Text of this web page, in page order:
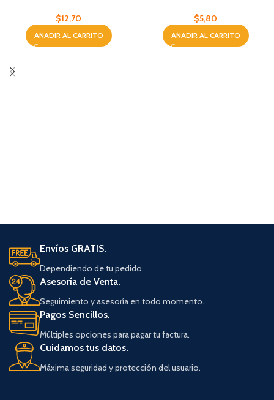
$12,70
AÑADIR AL CARRITO
$5,80
AÑADIR AL CARRITO
Envíos GRATIS.
Dependiendo de tu pedido.
Asesoría de Venta.
Seguimiento y asesoría en todo momento.
Pagos Sencillos.
Múltiples opciones para pagar tu factura.
Cuidamos tus datos.
Máxima seguridad y protección del usuario.